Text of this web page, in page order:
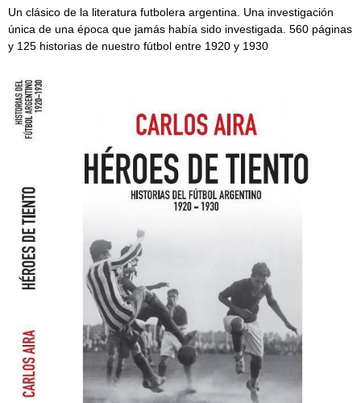
Un clásico de la literatura futbolera argentina. Una investigación
única de una época que jamás había sido investigada. 560 páginas
y 125 historias de nuestro fútbol entre 1920 y 1930